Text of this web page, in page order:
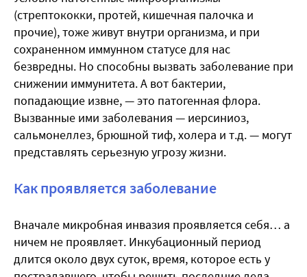
(стрептококки, протей, кишечная палочка и
прочие), тоже живут внутри организма, и при
сохраненном иммунном статусе для нас
безвредны. Но способны вызвать заболевание при
снижении иммунитета. А вот бактерии,
попадающие извне, — это патогенная флора.
Вызванные ими заболевания — иерсиниоз,
сальмонеллез, брюшной тиф, холера и т.д. — могут
представлять серьезную угрозу жизни.
Как проявляется заболевание
Вначале микробная инвазия проявляется себя… а
ничем не проявляет. Инкубационный период
длится около двух суток, время, которое есть у